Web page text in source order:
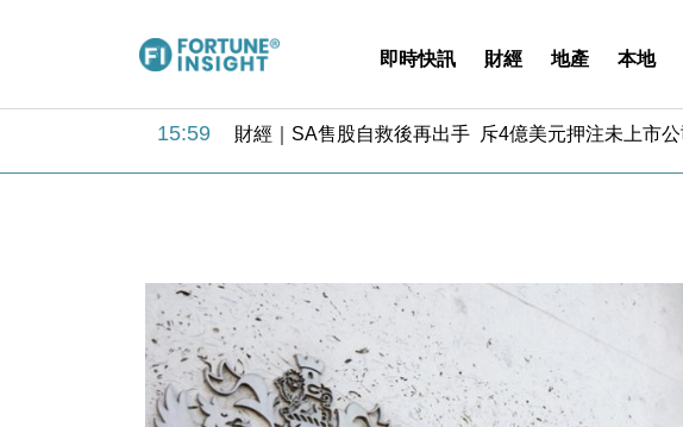
即時快訊 財經 地產 本地
15:59 財經｜SA售股自救後再出手 斥4億美元押注未上市
11:30 財經｜精星香港夥菜鳥拓全球智慧倉儲市場 加快海外
14:50 地產｜大酒店中期轉賺2300萬元 斥21億翻新香港及
10:57 財經｜美商務部擬擴大金屬關稅範圍 14類產品或加
18:15 本地｜新世界K11 9月升級會員制度 增鉑金卡級別鎖
17:40 財經｜本港6月零售額連升14個月 珠寶鐘錶銷售升勢
16:33 財經｜滙控重啟最多10億美元回購 派息比率目標維持
15:59 財經｜SA售股自救後再出手 斥4億美元押注未上市公